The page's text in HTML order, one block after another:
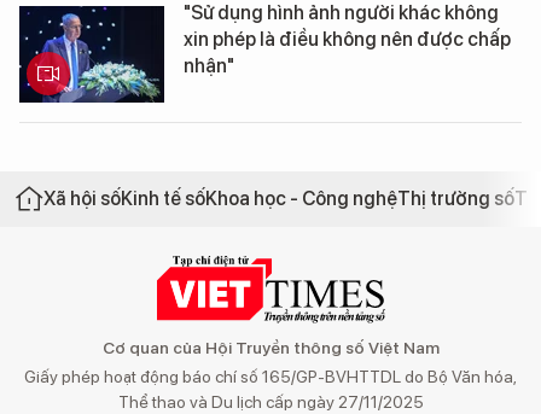
"Sử dụng hình ảnh người khác không
xin phép là điều không nên được chấp
nhận"
Xã hội sốKinh tế sốKhoa học - Công nghệThị trường số
Cơ quan của Hội Truyền thông số Việt Nam
Giấy phép hoạt động báo chí số 165/GP-BVHTTDL do Bộ Văn hóa,
Thể thao và Du lịch cấp ngày 27/11/2025